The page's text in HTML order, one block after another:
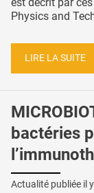
est décrit par
Physics and
LIRE LA SUITE
bactéries
Actualité publiée il